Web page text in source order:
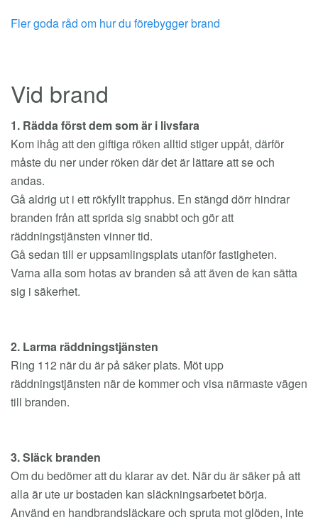
Fler goda råd om hur du förebygger brand
Vid brand
1. Rädda först dem som är i livsfara
Kom ihåg att den giftiga röken alltid stiger uppåt, därför
måste du ner under röken där det är lättare att se och
andas.
Gå aldrig ut i ett rökfyllt trapphus. En stängd dörr hindrar
branden från att sprida sig snabbt och gör att
räddningstjänsten vinner tid.
Gå sedan till er uppsamlingsplats utanför fastigheten.
Varna alla som hotas av branden så att även de kan sätta
sig i säkerhet.
2. Larma räddningstjänsten
Ring 112 när du är på säker plats. Möt upp
räddningstjänsten när de kommer och visa närmaste vägen
till branden.
3. Släck branden
Om du bedömer att du klarar av det. När du är säker på att
alla är ute ur bostaden kan släckningsarbetet börja.
Använd en handbrandsläckare och spruta mot glöden, inte